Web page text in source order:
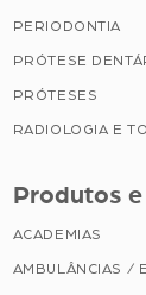
PERIODONTIA
PRÓTESE
PRÓTESES
RADIOLOGIA E
Produtos
ACADEMIAS
AMBULÂNCIAS /